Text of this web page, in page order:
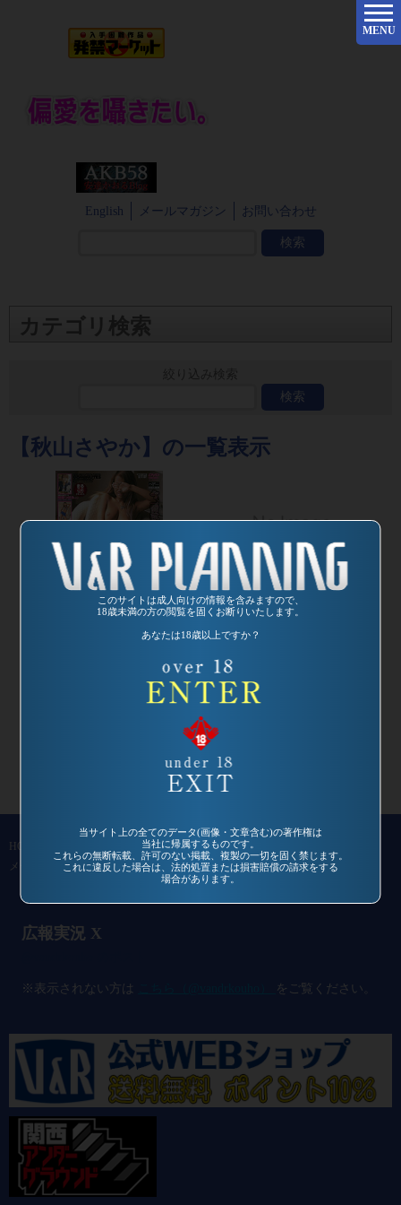
このサイトは成人向けの情報を含みますので、
18歳未満の方の閲覧を固くお断りいたします。
あなたは18歳以上ですか？
当サイト上の全てのデータ(画像・文章含む)の著作権は
当社に帰属するものです。
これらの無断転載、許可のない掲載、複製の一切を固く禁じます。
これに違反した場合は、法的処置または損害賠償の請求をする
場合があります。
English メールマガジン お問い合わせ
MENU
カテゴリ検索
【秋山さやか】の一覧表示
2004/04/17
発売日:2000/09/18
品番：SP-512
素人コギャルズ
HOME 過去作品 通信販売 コミュニティ
メールマガジン
お問い合わせ
広報実況 X
※表示されない方は をご覧ください。